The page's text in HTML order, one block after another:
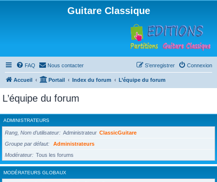
Guitare Classique
FAQ Nous contacter Connexion
S’enregistrer
Accueil Portail Index du forum L’équipe du forum
L’équipe du forum
ADMINISTRATEURS
Rang, Nom d’utilisateur Administrateur ClassicGuitare
Groupe par défaut
Administrateurs
Modérateur
Tous les forums
MODÉRATEURS GLOBAUX